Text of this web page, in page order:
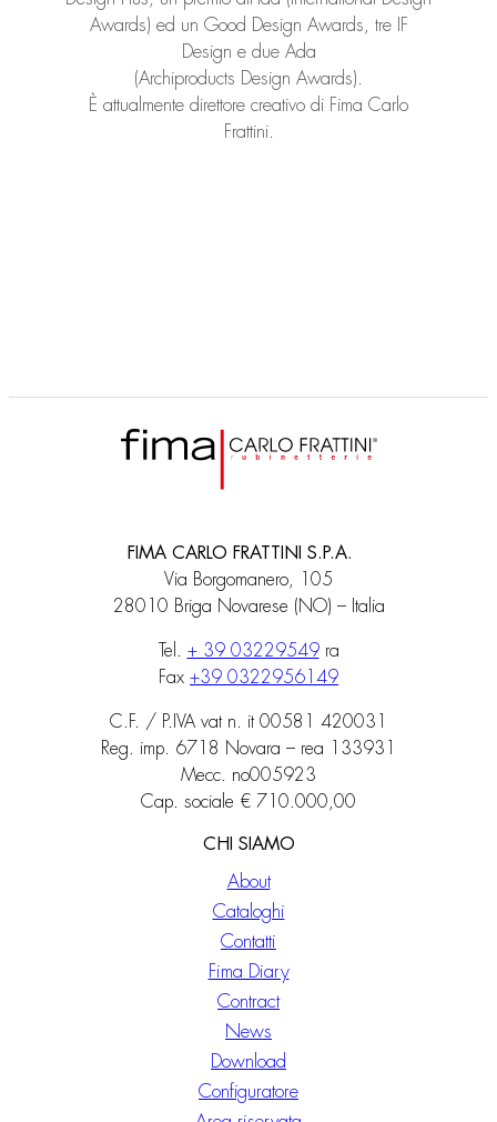
Awards) ed un Good Design Awards, tre IF
Design e due Ada
(Archiproducts Design Awards).
È attualmente direttore creativo di Fima Carlo
Frattini.
FIMA CARLO FRATTINI S.P.A.
Via Borgomanero, 105
28010 Briga Novarese (NO) – Italia
Tel. + 39 03229549ra
Fax +39 0322956149
C.F. / P.IVA vat n. it 00581 420031
Reg. imp. 6718 Novara – rea 133931
Mecc. no005923
Cap. sociale € 710.000,00
CHI SIAMO
About
Cataloghi
Contatti
Fima Diary
Contract
News
Download
Configuratore